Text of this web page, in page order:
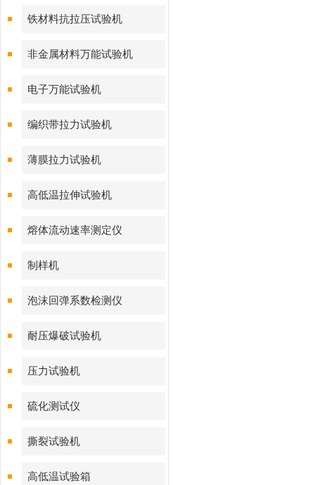
铁材料抗拉压试验机
非金属材料万能试验机
电子万能试验机
编织带拉力试验机
薄膜拉力试验机
高低温拉伸试验机
熔体流动速率测定仪
制样机
泡沫回弹系数检测仪
耐压爆破试验机
压力试验机
硫化测试仪
撕裂试验机
高低温试验箱